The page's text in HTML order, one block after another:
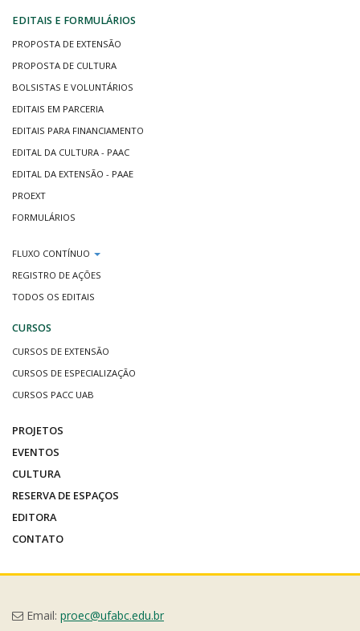
EDITAIS E FORMULÁRIOS
PROPOSTA DE EXTENSÃO
PROPOSTA DE CULTURA
BOLSISTAS E VOLUNTÁRIOS
EDITAIS EM PARCERIA
EDITAIS PARA FINANCIAMENTO
EDITAL DA CULTURA - PAAC
EDITAL DA EXTENSÃO - PAAE
PROEXT
FORMULÁRIOS
FLUXO CONTÍNUO
REGISTRO DE AÇÕES
TODOS OS EDITAIS
CURSOS
CURSOS DE EXTENSÃO
CURSOS DE ESPECIALIZAÇÃO
CURSOS PACC UAB
PROJETOS
EVENTOS
CULTURA
RESERVA DE ESPAÇOS
EDITORA
CONTATO
Email: proec@ufabc.edu.br